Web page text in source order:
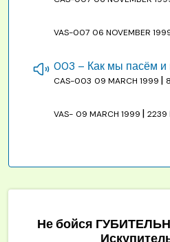
VAS-007 06 NOVEMBER
003 – Как мы пасём и
CAS-003 09 MARCH 1999 |
VAS- 09 MARCH 1999 | 2239
Не бойся